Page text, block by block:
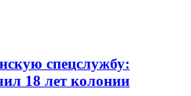
спецслужбу:
18 лет колонии